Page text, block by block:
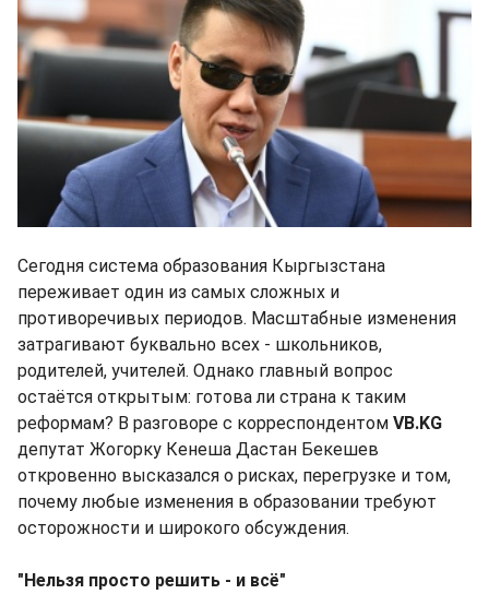
Сегодня система образования Кыргызстана
переживает один из самых сложных и
противоречивых периодов. Масштабные изменения
затрагивают буквально всех - школьников,
родителей, учителей. Однако главный вопрос
остаётся открытым: готова ли страна к таким
реформам? В разговоре с корреспондентом VB.KG
депутат Жогорку Кенеша Дастан Бекешев
откровенно высказался о рисках, перегрузке и том,
почему любые изменения в образовании требуют
осторожности и широкого обсуждения.
"Нельзя просто решить - и всё"